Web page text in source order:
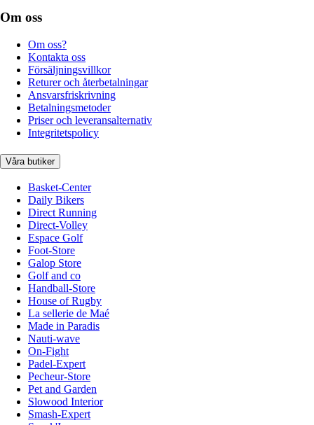
Om oss
Om oss?
Kontakta oss
Försäljningsvillkor
Returer och återbetalningar
Ansvarsfriskrivning
Betalningsmetoder
Priser och leveransalternativ
Integritetspolicy
Våra butiker
Basket-Center
Daily Bikers
Direct Running
Direct-Volley
Espace Golf
Foot-Store
Galop Store
Golf and co
Handball-Store
House of Rugby
La sellerie de Maé
Made in Paradis
Nauti-wave
On-Fight
Padel-Expert
Pecheur-Store
Pet and Garden
Slowood Interior
Smash-Expert